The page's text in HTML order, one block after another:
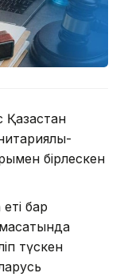
бірлескен
бар
түскен